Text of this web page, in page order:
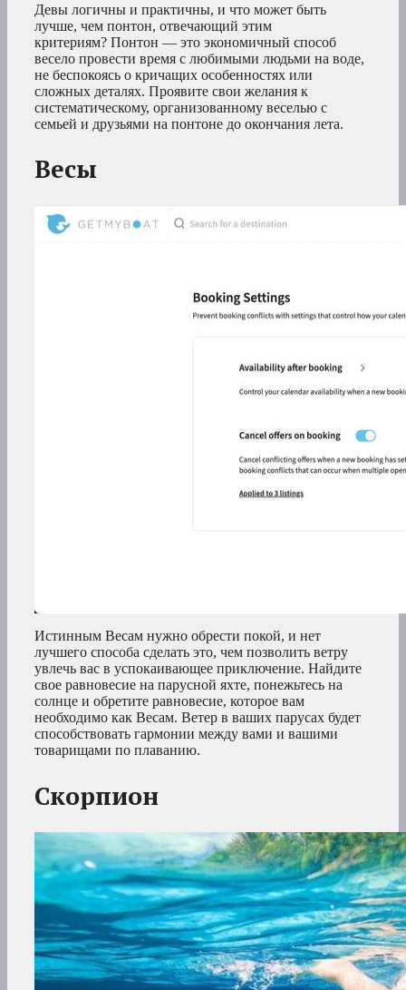
Девы логичны и практичны, и что может быть
лучше, чем понтон, отвечающий этим
критериям? Понтон — это экономичный способ
весело провести время с любимыми людьми на воде,
не беспокоясь о кричащих особенностях или
сложных деталях. Проявите свои желания к
систематическому, организованному веселью с
семьей и друзьями на понтоне до окончания лета.
Весы
Истинным Весам нужно обрести покой, и нет
лучшего способа сделать это, чем позволить ветру
увлечь вас в успокаивающее приключение. Найдите
свое равновесие на парусной яхте, понежьтесь на
солнце и обретите равновесие, которое вам
необходимо как Весам. Ветер в ваших парусах будет
способствовать гармонии между вами и вашими
товарищами по плаванию.
Скорпион